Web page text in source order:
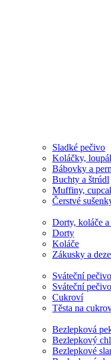
Sladké pečivo
Koláčky,
Bábovky a
Buchty a štrúdl
Muffiny,
Čerstvé
Dorty, koláče
Dorty
Koláče
Zákusky a
Sváteční
Sváteční pečivo
Cukroví
Těsta na
Bezlepková
Bezlepkový
Bezlepkové